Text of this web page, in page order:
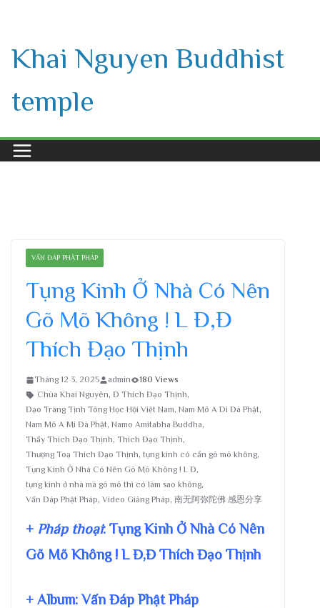
content
Khai Nguyen Buddhist
temple
VẤN ĐÁP PHẬT PHÁP
Tụng Kinh Ở Nhà Có Nên
Gõ Mõ Không ! L Đ,Đ
Thích Đạo Thịnh
Tháng 12 3, 2025 admin
180 Views
Chùa Khai Nguyên, Đ Thích Đạo Thịnh,
Đạo Tràng Tịnh Tông Học Hội Việt Nam, Nam Mô A Di Đà Phật,
Nam Mô A Mi Đà Phật, Namo Amitabha Buddha,
Thầy Thích Đạo Thịnh, Thích Đạo Thịnh,
Thượng Toạ Thích Đạo Thịnh, tụng kinh có cần gõ mõ không,
Tụng Kinh Ở Nhà Có Nên Gõ Mõ Không ! L Đ,
tụng kinh ở nhà mà gõ mõ thì có làm sao không,
Vấn Đáp Phật Pháp, Video Giảng Pháp, 南无阿弥陀佛 感恩分享
+ Pháp thoại: Tụng Kinh Ở Nhà Có Nên
Gõ Mõ Không ! L Đ,Đ Thích Đạo Thịnh
+ Album: Vấn Đáp Phật Pháp